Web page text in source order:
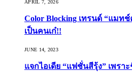
APRIL 7, 2026
Color Blocking เทรนด์ “แมท
เป็นคนเก๋!!
JUNE 14, 2023
แจกไอเดีย “แฟชั่นสีรุ้ง” เพรา